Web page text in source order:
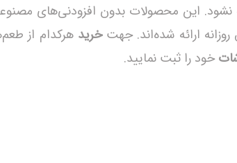
نشود. این محصولات بدون افزودنی‌های
خرید هرکدام از
خود را ثبت نمایید.